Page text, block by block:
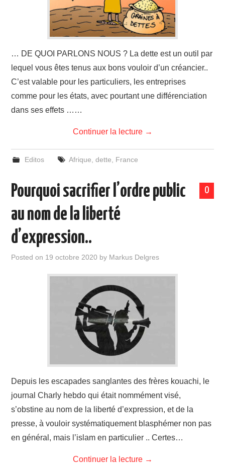
… DE QUOI PARLONS NOUS ? La dette est un outil par
lequel vous êtes tenus aux bons vouloir d’un créancier..
C’est valable pour les particuliers, les entreprises
comme pour les états, avec pourtant une différenciation
dans ses effets ……
Continuer la lecture →
Editos Afrique dette France
0
Pourquoi sacrifier l’ordre public
au nom de la liberté
d’expression..
Posted on 19 octobre 2020 by Markus Delgres
Depuis les escapades sanglantes des frères kouachi, le
journal Charly hebdo qui était nommément visé,
s’obstine au nom de la liberté d’expression, et de la
presse, à vouloir systématiquement blasphémer non pas
en général, mais l’islam en particulier .. Certes…
Continuer la lecture →